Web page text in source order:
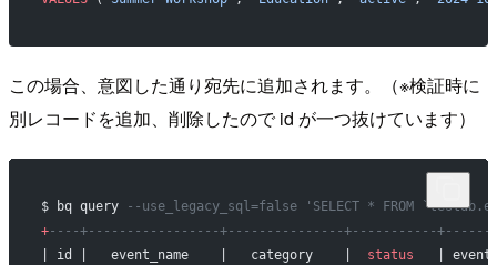
この場合、意図した通り宛先に追加されます。（※検証時に
別レコードを追加、削除したので id が一つ抜けています）
$ bq query
--use_legacy_sql=false 'SELECT * FROM
+----+-----------------+---------------+-----------
| id |   event_name    |   category    | status
|